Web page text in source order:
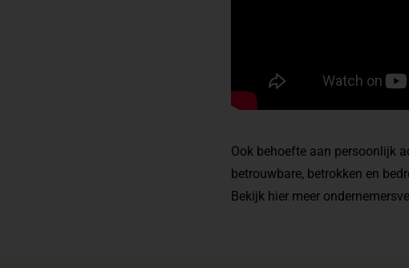
Ook behoefte aan persoonlijk
betrouwbare, betrokken en
Bekijk hier meer